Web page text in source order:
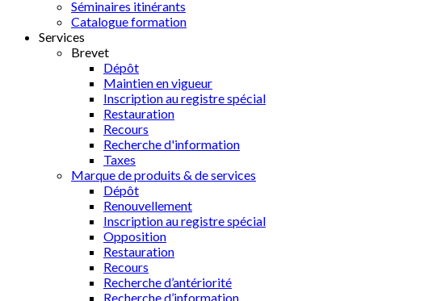
Séminaires itinérants
Catalogue formation
Services
Brevet
Dépôt
Maintien en vigueur
Inscription au registre spécial
Restauration
Recours
Recherche d'information
Taxes
Marque de produits & de services
Dépôt
Renouvellement
Inscription au registre spécial
Opposition
Restauration
Recours
Recherche d’antériorité
Recherche d’information